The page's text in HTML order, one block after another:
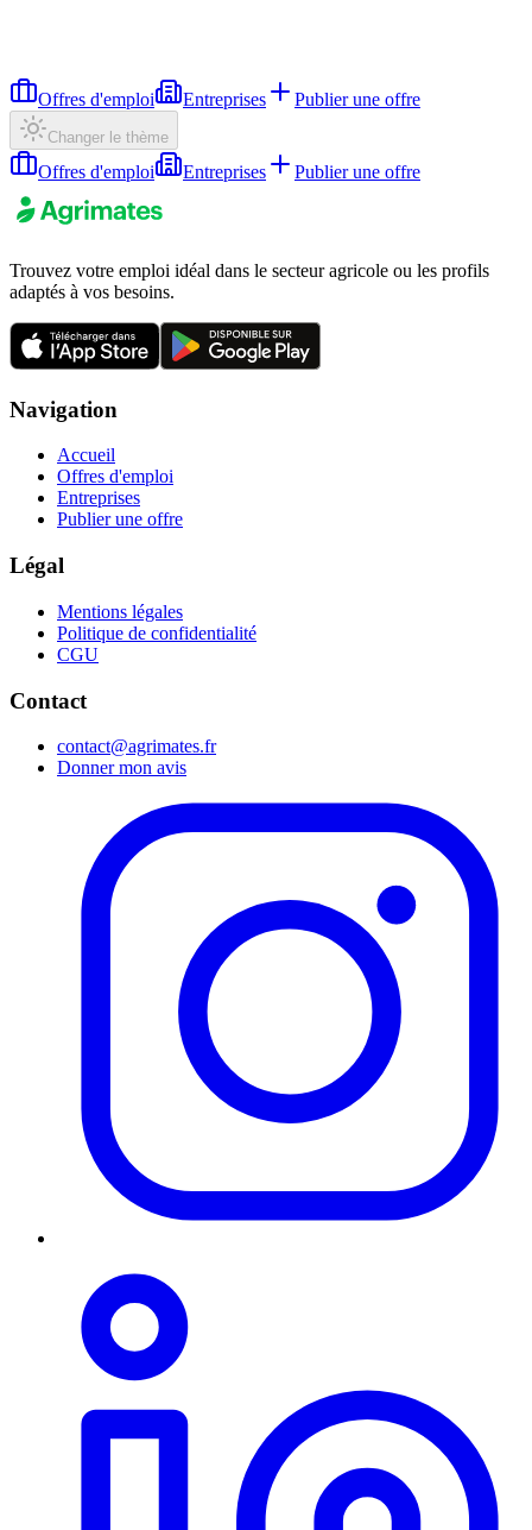
Offres d'emploi Entreprises Publier une offre
Changer le thème
Offres d'emploi Entreprises Publier une offre
Trouvez votre emploi idéal dans le secteur agricole ou les profils
adaptés à vos besoins.
Navigation
Accueil
Offres d'emploi
Entreprises
Publier une offre
Légal
Mentions légales
Politique de confidentialité
CGU
Contact
contact@agrimates.fr
Donner mon avis